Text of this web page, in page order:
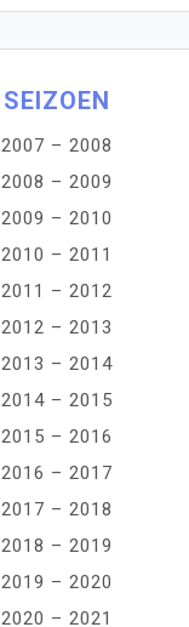
SEIZOEN
2007 – 2008
2008 – 2009
2009 – 2010
2010 – 2011
2011 – 2012
2012 – 2013
2013 – 2014
2014 – 2015
2015 – 2016
2016 – 2017
2017 – 2018
2018 – 2019
2019 – 2020
2020 – 2021